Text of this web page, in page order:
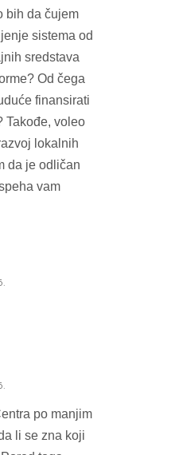
bih da čujem
sistema od
sredstava
Od čega
finansirati
Takođe, voleo
lokalnih
da je odličan
vam
po manjim
li se zna koji